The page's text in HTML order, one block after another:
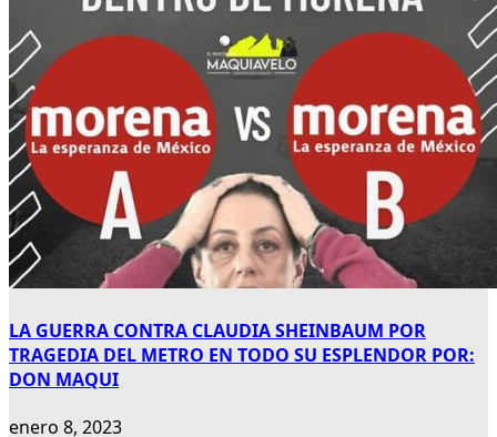
LA GUERRA CONTRA CLAUDIA SHEINBAUM POR
TRAGEDIA DEL METRO EN TODO SU ESPLENDOR POR:
DON MAQUI
enero 8, 2023